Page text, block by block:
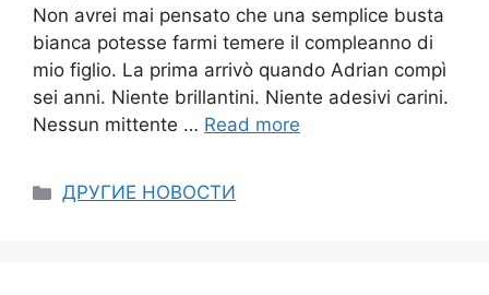
Non avrei mai pensato che una semplice busta
bianca potesse farmi temere il compleanno di
mio figlio. La prima arrivò quando Adrian compì
sei anni. Niente brillantini. Niente adesivi carini.
Nessun mittente … Read more
Categories
ДРУГИЕ НОВОСТИ